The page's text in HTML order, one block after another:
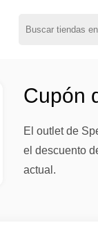
Cupón
El outlet de
el descuento
actual.